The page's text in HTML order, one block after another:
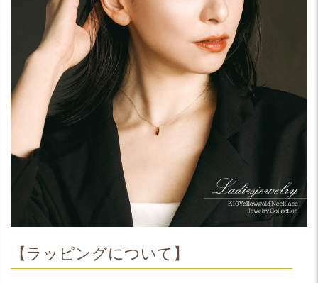
【ラッピングについて】